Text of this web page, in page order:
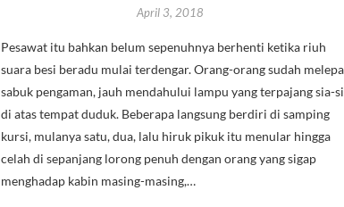
April 3, 2018
Pesawat itu bahkan belum sepenuhnya berhenti ketika riuh
suara besi beradu mulai terdengar. Orang-orang sudah
sabuk pengaman, jauh mendahului lampu yang terpajang sia-
di atas tempat duduk. Beberapa langsung berdiri di samping
kursi, mulanya satu, dua, lalu hiruk pikuk itu menular hingga
celah di sepanjang lorong penuh dengan orang yang sigap
menghadap kabin masing-masing,…